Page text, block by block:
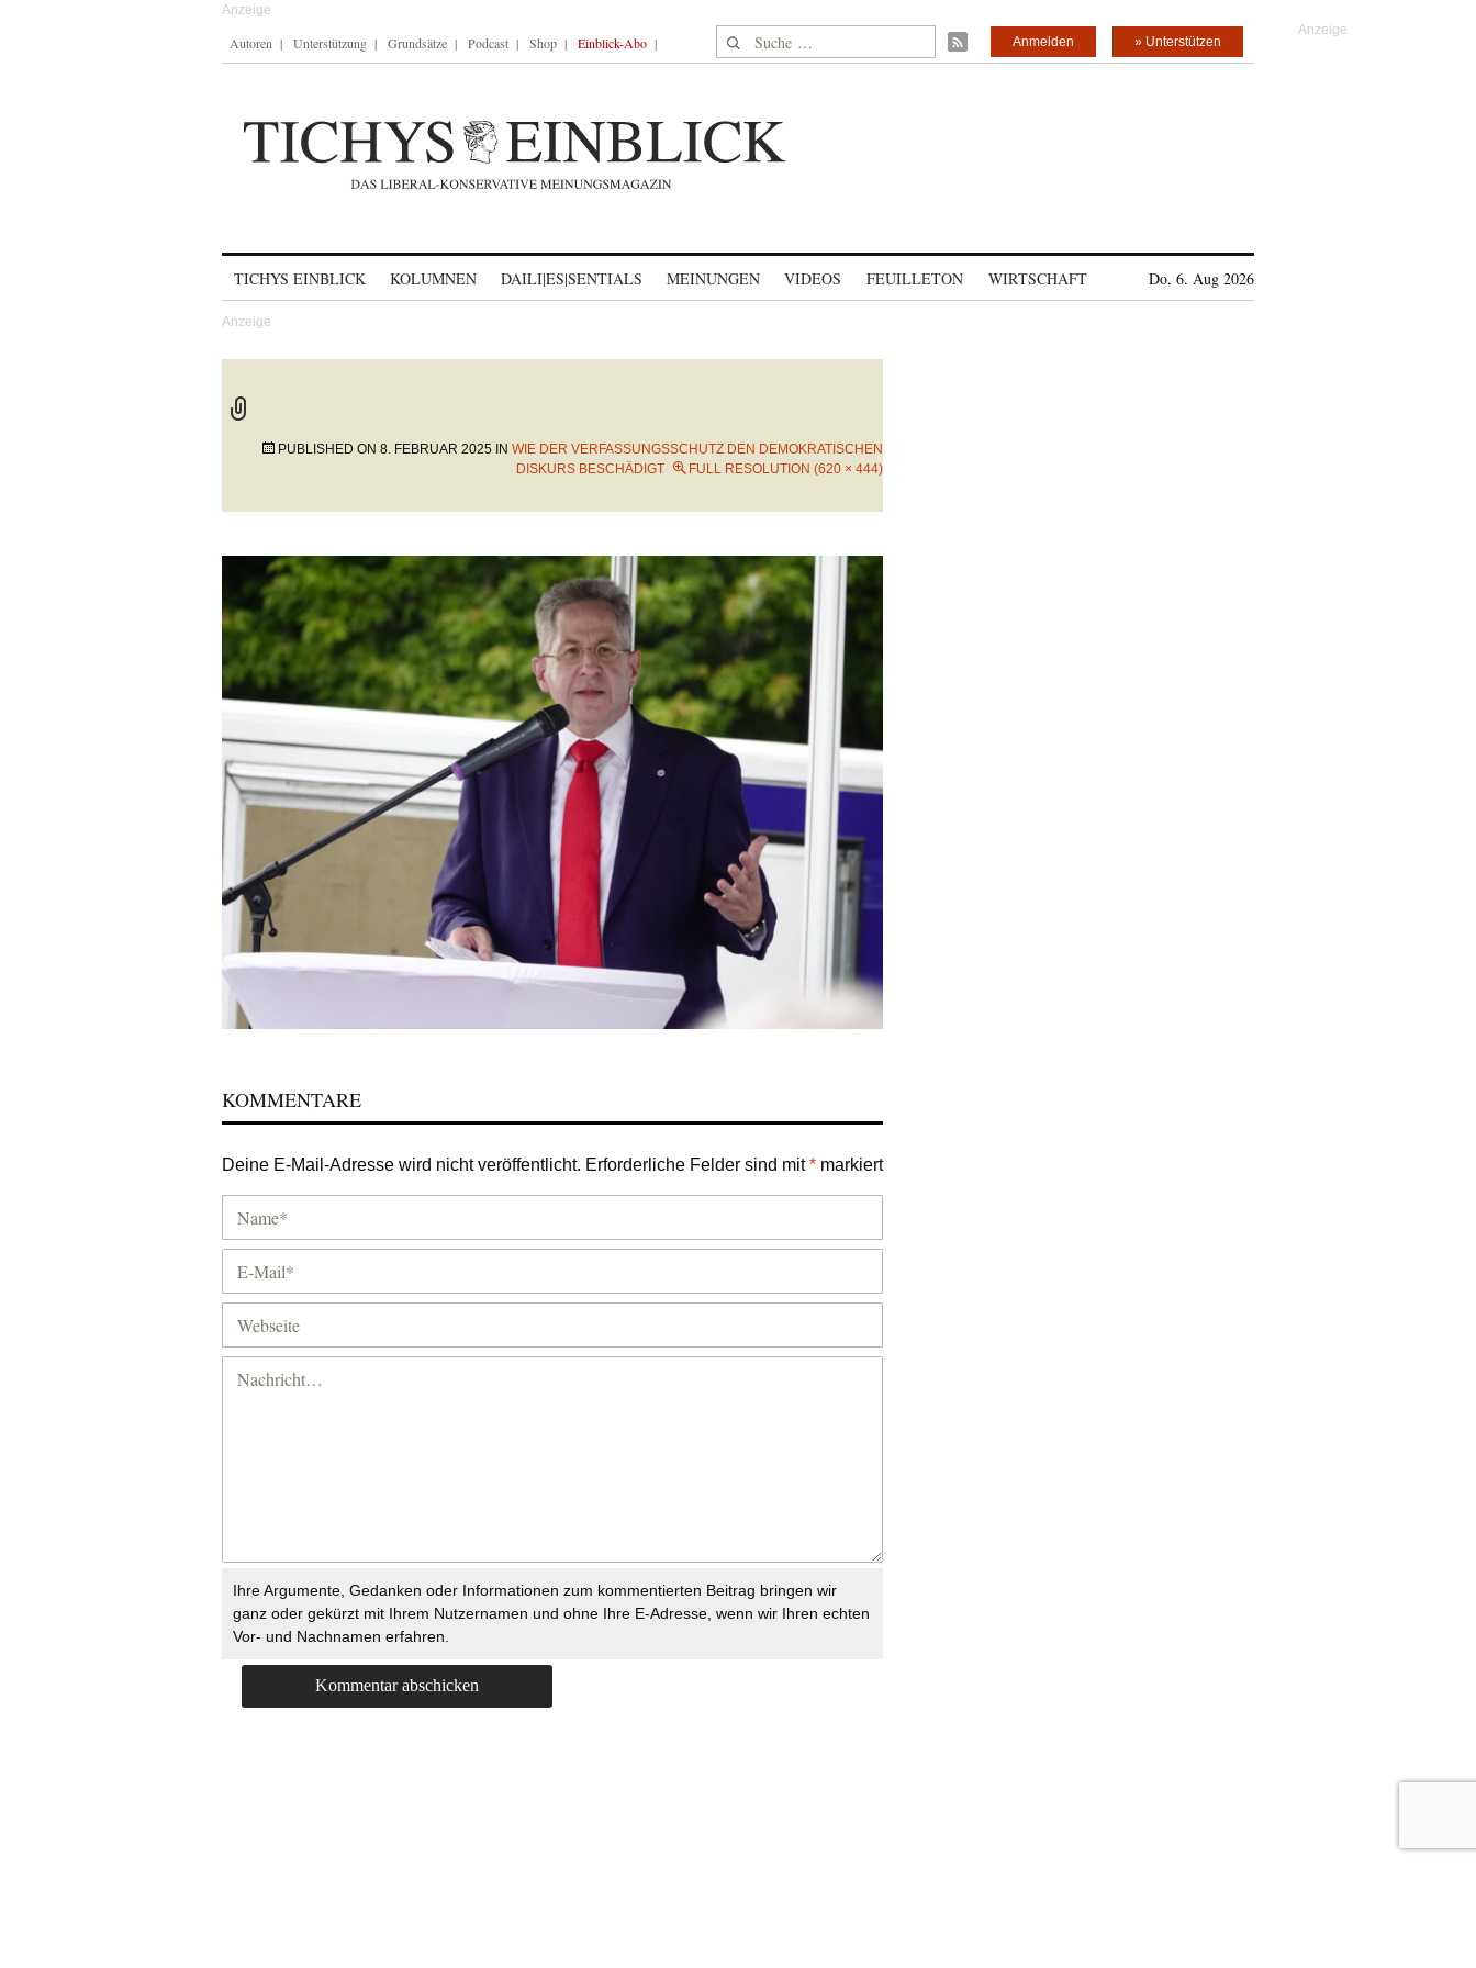
Autoren Unterstützung Grundsätze Podcast Shop Einblick-Abo Suche nach: » Unterstützen
Anmelden
TICHYS EINBLICK KOLUMNEN DAILI|ES|SENTIALS MEINUNGEN VIDEOS FEUILLETON WIRTSCHAFT Do, 6. Aug 2026
PUBLISHED ON 8. FEBRUAR 2025 IN WIE DER VERFASSUNGSSCHUTZ DEN DEMOKRATISCHEN
DISKURS BESCHÄDIGT
FULL RESOLUTION (620 × 444)
KOMMENTARE
Deine E-Mail-Adresse wird nicht veröffentlicht. Erforderliche Felder sind mit* markiert
Ihre Argumente, Gedanken oder Informationen zum kommentierten Beitrag bringen wir
ganz oder gekürzt mit Ihrem Nutzernamen und ohne Ihre E-Adresse, wenn wir Ihren echten
Vor- und Nachnamen erfahren.